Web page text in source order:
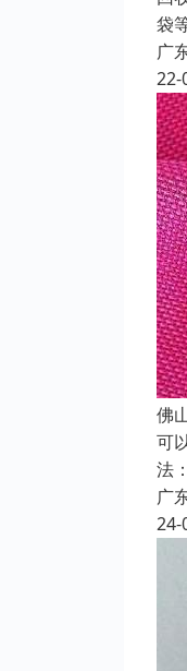
袋
广
22-
佛
可
法
广
24-